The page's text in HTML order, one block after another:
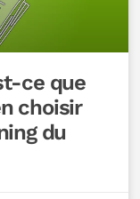
ce que
choisir
du